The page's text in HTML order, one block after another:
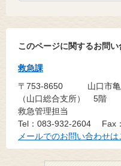
このページに関するお問い
救急課
〒753-8650
山口市
（山口総合支所） 5階
救急管理担当
Tel：083-932-2604
Fax
メールでのお問い合わせは